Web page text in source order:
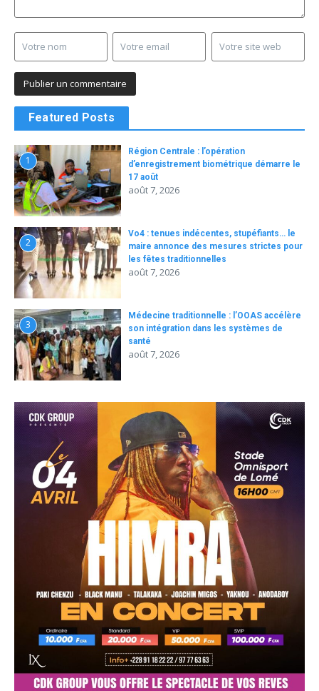
Featured Posts
1
Région Centrale : l’opération
d’enregistrement biométrique démarre le
17 août
août 7, 2026
2
Vo4 : tenues indécentes, stupéfiants… le
maire annonce des mesures strictes pour
les fêtes traditionnelles
août 7, 2026
3
Médecine traditionnelle : l’OOAS accélère
son intégration dans les systèmes de
santé
août 7, 2026